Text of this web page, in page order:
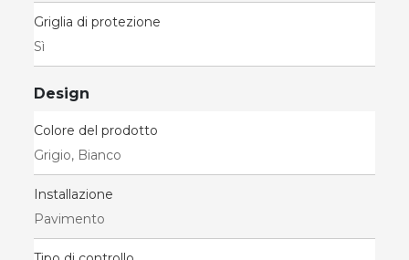
Griglia di protezione
Sì
Design
Colore del prodotto
Grigio, Bianco
Installazione
Pavimento